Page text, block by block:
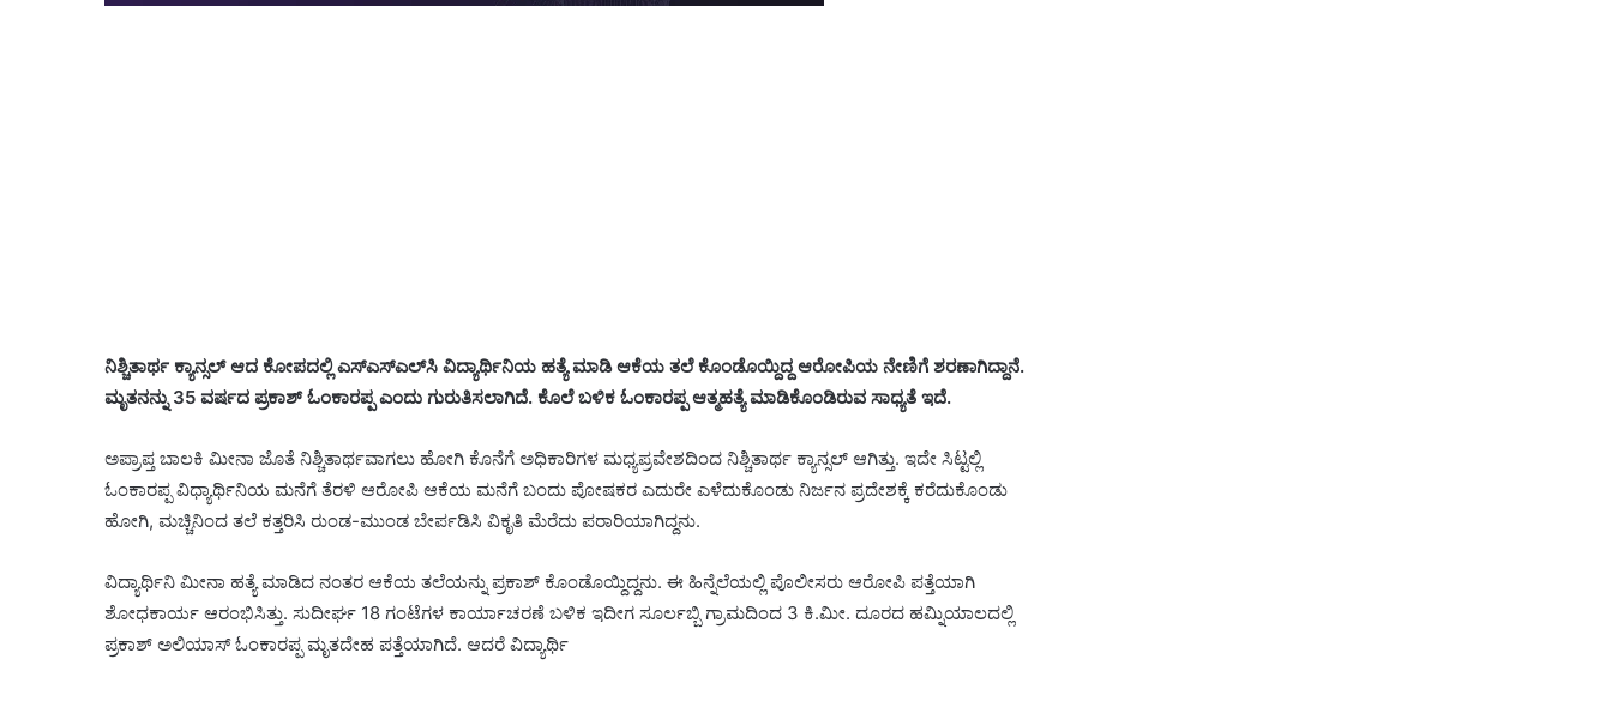
ನಿಶ್ಚಿತಾರ್ಥ ಕ್ಯಾನ್ಸಲ್ ಆದ ಕೋಪದಲ್ಲಿ ಎಸ್​ಎಸ್​ಎಲ್​ಸಿ ವಿದ್ಯಾರ್ಥಿನಿಯ ಹತ್ಯೆ ಮಾಡಿ ಆಕೆಯ ತಲೆ ಕೊಂಡೊಯ್ದಿದ್ದ ಆರೋಪಿಯ ನೇಣಿಗೆ ಶರಣಾಗಿದ್ದಾನೆ.
ಮೃತನನ್ನು 35 ವರ್ಷದ ಪ್ರಕಾಶ್ ಓಂಕಾರಪ್ಪ ಎಂದು ಗುರುತಿಸಲಾಗಿದೆ. ಕೊಲೆ ಬಳಿಕ ಓಂಕಾರಪ್ಪ ಆತ್ಮಹತ್ಯೆ ಮಾಡಿಕೊಂಡಿರುವ ಸಾಧ್ಯತೆ ಇದೆ.
ಅಪ್ರಾಪ್ತ ಬಾಲಕಿ ಮೀನಾ ಜೊತೆ ನಿಶ್ಚಿತಾರ್ಥವಾಗಲು ಹೋಗಿ ಕೊನೆಗೆ ಅಧಿಕಾರಿಗಳ ಮಧ್ಯಪ್ರವೇಶದಿಂದ ನಿಶ್ಚಿತಾರ್ಥ ಕ್ಯಾನ್ಸಲ್ ಆಗಿತ್ತು. ಇದೇ ಸಿಟ್ಟಲ್ಲಿ
ಓಂಕಾರಪ್ಪ ವಿಧ್ಯಾರ್ಥಿನಿಯ ಮನೆಗೆ ತೆರಳಿ ಆರೋಪಿ ಆಕೆಯ ಮನೆಗೆ ಬಂದು ಪೋಷಕರ ಎದುರೇ ಎಳೆದುಕೊಂಡು ನಿರ್ಜನ ಪ್ರದೇಶಕ್ಕೆ ಕರೆದುಕೊಂಡು
ಹೋಗಿ, ಮಚ್ಚಿನಿಂದ ತಲೆ ಕತ್ತರಿಸಿ ರುಂಡ-ಮುಂಡ ಬೇರ್ಪಡಿಸಿ ವಿಕೃತಿ ಮೆರೆದು ಪರಾರಿಯಾಗಿದ್ದನು.
ವಿದ್ಯಾರ್ಥಿನಿ ಮೀನಾ ಹತ್ಯೆ ಮಾಡಿದ ನಂತರ ಆಕೆಯ ತಲೆಯನ್ನು ಪ್ರಕಾಶ್ ಕೊಂಡೊಯ್ದಿದ್ದನು. ಈ ಹಿನ್ನೆಲೆಯಲ್ಲಿ ಪೊಲೀಸರು ಆರೋಪಿ ಪತ್ತೆಯಾಗಿ
ಶೋಧಕಾರ್ಯ ಆರಂಭಿಸಿತ್ತು. ಸುದೀರ್ಘ 18 ಗಂಟೆಗಳ ಕಾರ್ಯಾಚರಣೆ ಬಳಿಕ ಇದೀಗ ಸೂರ್ಲಬ್ಬಿ ಗ್ರಾಮದಿಂದ 3 ಕಿ.ಮೀ. ದೂರದ ಹಮ್ನಿಯಾಲದಲ್ಲಿ
ಪ್ರಕಾಶ್ ಅಲಿಯಾಸ್ ಓಂಕಾರಪ್ಪ ಮೃತದೇಹ ಪತ್ತೆಯಾಗಿದೆ. ಆದರೆ ವಿದ್ಯಾರ್ಥಿ